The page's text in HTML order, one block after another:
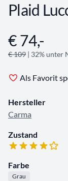
Plaid
€ 74,-
€ 109 | 32% unter
Als Favorit
Hersteller
Carma
Zustand
Farbe
Grau